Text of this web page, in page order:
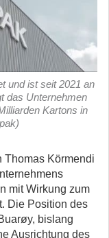
und ist seit 2021 an
das Unternehmen
Kartons in
Thomas Körmendi
mit Wirkung zum
Die Position des
bislang
Ausrichtung des